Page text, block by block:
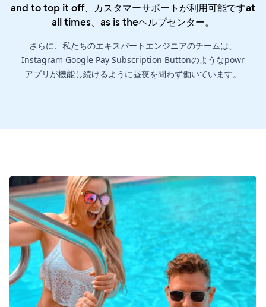
and to top it off、カスタマーサポートが利用可能ですat
all times、as is theヘルプセンター。
さらに、私たちのエキスパートエンジニアのチームは、
Instagram Google Pay Subscription Buttonのようなpowr
アプリが機能し続けるように昼夜を問わず働いています。